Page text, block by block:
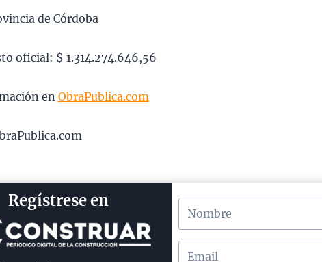
de Córdoba
oficial: $ 1.314.274.646,56
en ObraPublica.com
Regístrese en